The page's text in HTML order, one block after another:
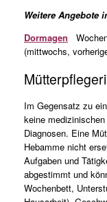
Weitere Angebote
Dormagen
(mittwochs,
Im Gegensatz zu
keine
Diagnosen. Eine
Hebamme nicht
Aufgaben und
abgestimmt und
Wochenbett,